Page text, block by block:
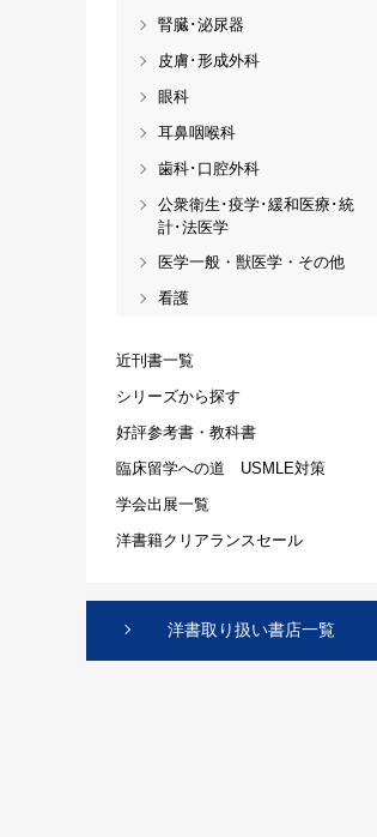
腎臓･泌尿器
皮膚･形成外科
眼科
耳鼻咽喉科
歯科･口腔外科
公衆衛生･疫学･緩和医療･統
計･法医学
医学一般・獣医学・その他
看護
近刊書一覧
シリーズから探す
好評参考書・教科書
臨床留学への道 USMLE対策
学会出展一覧
洋書籍クリアランスセール
洋書取り扱い書店一覧